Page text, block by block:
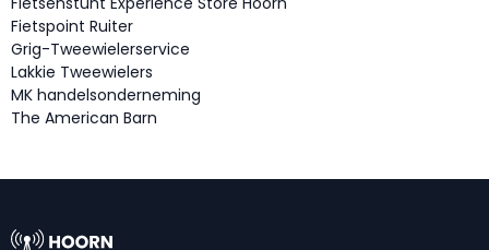
Fietspoint Ruiter
Grig-Tweewielerservice
Lakkie Tweewielers
MK handelsonderneming
The American Barn